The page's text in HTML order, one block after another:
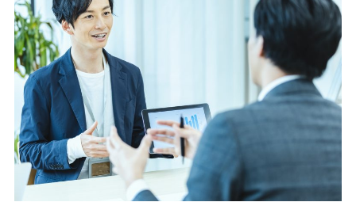
入金、支払い、返済、採用、投資。
複雑につながった資金の悩みを、
120分のオンライン面談で整理します。
料金は、33,000円（税込）。
面談後には、
現状の課題、確認すべき数字、